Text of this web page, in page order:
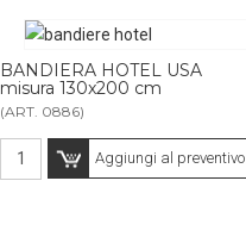
BANDIERA HOTEL USA
misura 130x200 cm
(ART. 0886)
Aggiungi al preventivo